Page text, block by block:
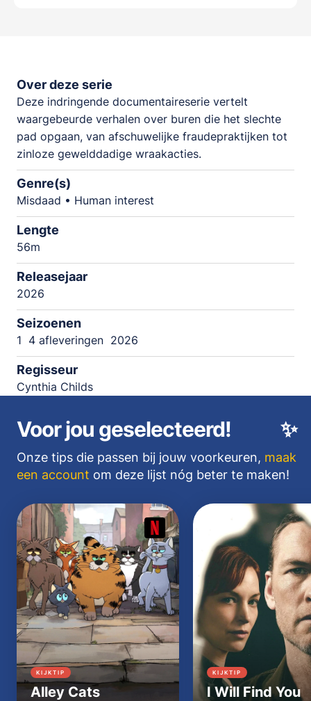
Over deze serie
Deze indringende documentaireserie vertelt
waargebeurde verhalen over buren die het slechte
pad opgaan, van afschuwelijke fraudepraktijken tot
zinloze gewelddadige wraakacties.
Genre(s)
Misdaad • Human interest
Lengte
56m
Releasejaar
2026
Seizoenen
1 4 afleveringen 2026
Regisseur
Cynthia Childs
✨
Voor jou geselecteerd!
Onze tips die passen bij jouw voorkeuren, maak
een account om deze lijst nóg beter te maken!
KIJKTIP
Alley Cats
KIJKTIP
I Will Find You